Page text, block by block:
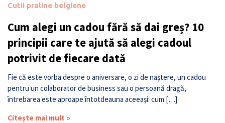
Cutii praline belgiene
Cum alegi un cadou fără să dai greș? 10
principii care te ajută să alegi cadoul
potrivit de fiecare dată
Fie că este vorba despre o aniversare, o zi de naștere, un cadou
pentru un colaborator de business sau o persoană dragă,
întrebarea este aproape întotdeauna aceeași: cum […]
Citește mai mult »